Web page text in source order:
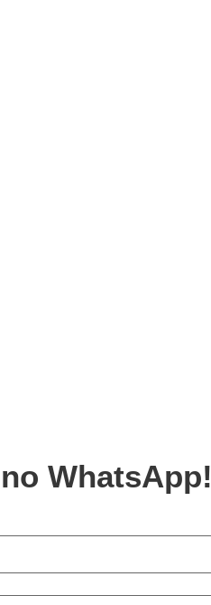
WhatsApp!